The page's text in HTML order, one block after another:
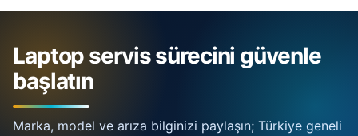
Laptop servis sürecini güvenle
başlatın
Marka, model ve arıza bilginizi paylaşın; Türkiye geneli